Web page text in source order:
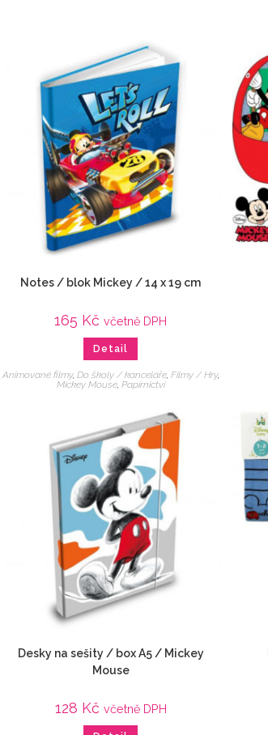
Notes / blok Mickey / 14 x 19 cm
165 Kč včetně DPH
Detail
Animované filmy, Do školy / kanceláře, Filmy / Hry,
Mickey Mouse, Papírnictví
Desky na sešity / box A5 / Mickey
Mouse
128 Kč včetně DPH